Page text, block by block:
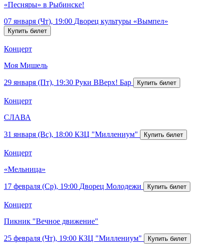
«Песняры» в Рыбинске!
07 января (Чт), 19:00 Дворец культуры «Вымпел»
Концерт
Моя Мишель
29 января (Пт), 19:30 Руки ВВерх! Бар
Концерт
СЛАВА
31 января (Вс), 18:00 КЗЦ "Миллениум"
Концерт
«Мельница»
17 февраля (Ср), 19:00 Дворец Молодежи
Концерт
Пикник "Вечное движение"
25 февраля (Чт), 19:00 КЗЦ "Миллениум"